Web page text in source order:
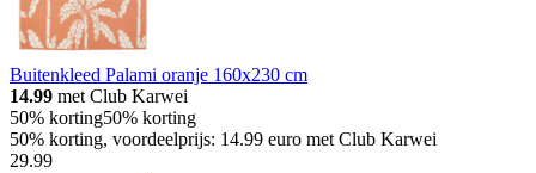
Buitenkleed Palami oranje 160x230 cm
14.99 met Club Karwei
50% korting50% korting
50% korting, voordeelprijs: 14.99 euro met Club Karwei
29.99